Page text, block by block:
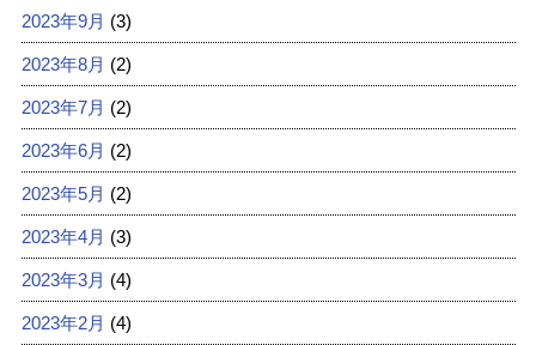
2023年9月 (3)
2023年8月 (2)
2023年7月 (2)
2023年6月 (2)
2023年5月 (2)
2023年4月 (3)
2023年3月 (4)
2023年2月 (4)